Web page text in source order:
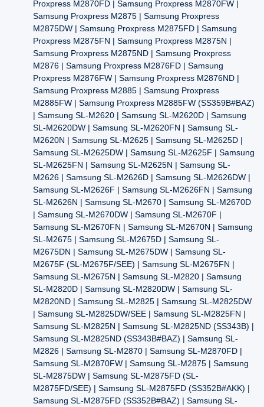
Proxpress M2870FD | Samsung Proxpress M2870FW |
Samsung Proxpress M2875 | Samsung Proxpress
M2875DW | Samsung Proxpress M2875FD | Samsung
Proxpress M2875FN | Samsung Proxpress M2875N |
Samsung Proxpress M2875ND | Samsung Proxpress
M2876 | Samsung Proxpress M2876FD | Samsung
Proxpress M2876FW | Samsung Proxpress M2876ND |
Samsung Proxpress M2885 | Samsung Proxpress
M2885FW | Samsung Proxpress M2885FW (SS359B#BAZ)
| Samsung SL-M2620 | Samsung SL-M2620D | Samsung
SL-M2620DW | Samsung SL-M2620FN | Samsung SL-
M2620N | Samsung SL-M2625 | Samsung SL-M2625D |
Samsung SL-M2625DW | Samsung SL-M2625F | Samsung
SL-M2625FN | Samsung SL-M2625N | Samsung SL-
M2626 | Samsung SL-M2626D | Samsung SL-M2626DW |
Samsung SL-M2626F | Samsung SL-M2626FN | Samsung
SL-M2626N | Samsung SL-M2670 | Samsung SL-M2670D
| Samsung SL-M2670DW | Samsung SL-M2670F |
Samsung SL-M2670FN | Samsung SL-M2670N | Samsung
SL-M2675 | Samsung SL-M2675D | Samsung SL-
M2675DN | Samsung SL-M2675DW | Samsung SL-
M2675F (SL-M2675F/SEE) | Samsung SL-M2675FN |
Samsung SL-M2675N | Samsung SL-M2820 | Samsung
SL-M2820D | Samsung SL-M2820DW | Samsung SL-
M2820ND | Samsung SL-M2825 | Samsung SL-M2825DW
| Samsung SL-M2825DW/SEE | Samsung SL-M2825FN |
Samsung SL-M2825N | Samsung SL-M2825ND (SS343B) |
Samsung SL-M2825ND (SS343B#BAZ) | Samsung SL-
M2826 | Samsung SL-M2870 | Samsung SL-M2870FD |
Samsung SL-M2870FW | Samsung SL-M2875 | Samsung
SL-M2875DW | Samsung SL-M2875FD (SL-
M2875FD/SEE) | Samsung SL-M2875FD (SS352B#AKK) |
Samsung SL-M2875FD (SS352B#BAZ) | Samsung SL-